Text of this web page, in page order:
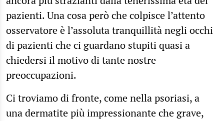
pazienti. Una cosa però che colpisce l’attento
osservatore è l’assoluta tranquillità negli occhi
di pazienti che ci guardano stupiti quasi a
chiedersi il motivo di tante nostre
preoccupazioni.
Ci troviamo di fronte, come nella psoriasi, a
una dermatite più impressionante che grave,